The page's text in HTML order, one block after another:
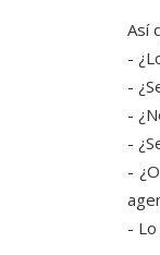
Así
-
-
-
-
-
-